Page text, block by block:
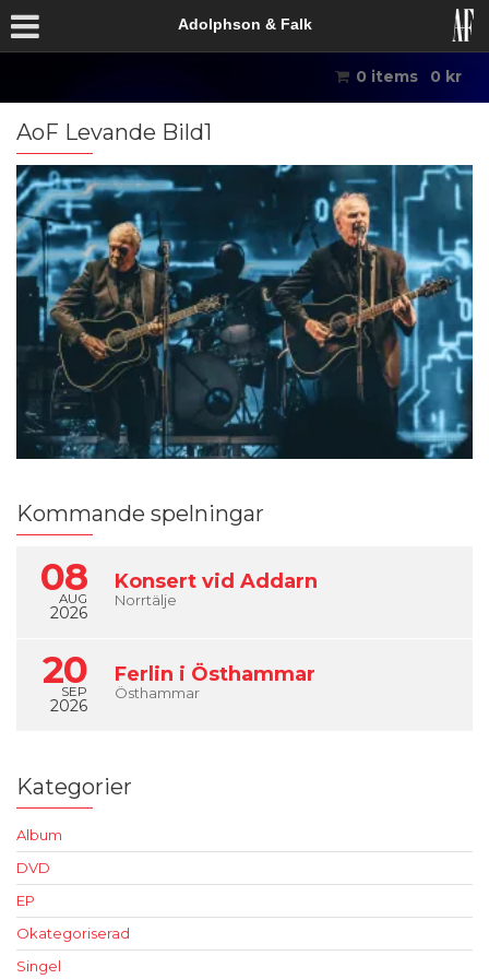
Adolphson & Falk
0 items 0 kr
AoF Levande Bild1
Kommande spelningar
08
AUG
2026
Konsert vid Addarn
Norrtälje
20
SEP
2026
Ferlin i Östhammar
Östhammar
Kategorier
Album
DVD
EP
Okategoriserad
Singel